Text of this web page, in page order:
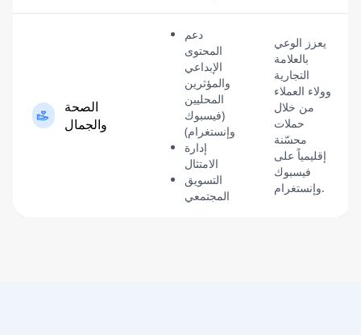
الصحة
والجمال
دعم
المحتوى
الإبداعي
والمؤثرين
المحليين
(فيسبوك
وإنستغرام)
إدارة
الامتثال
التسويق
المجتمعي
يعزز الوعي
بالعلامة
التجارية
وولاء العملاء
من خلال
حملات
محسّنة
إقليمياً على
فيسبوك
وإنستغرام.